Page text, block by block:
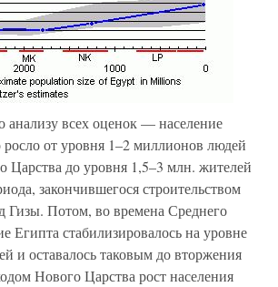
всех оценок — население
от уровня 1–2 миллионов людей
Царства до уровня 1,5–3 млн. жителей
закончившегося строительством
Гизы. Потом, во времена Среднего
Египта стабилизировалось на уровне
и оставалось таковым до вторжения
Нового Царства рост населения